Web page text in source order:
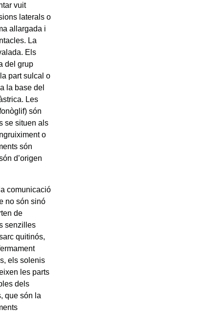
vuit
laterals o
allargada i
La
Els
del grup
part sulcal o
la base del
Les
són
se situen als
o
són
d’origen
comunicació
no són sinó
de
senzilles
quitinós,
els solenis
les parts
dels
que són la